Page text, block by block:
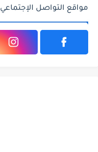
مواقع التواصل الإجتماعي